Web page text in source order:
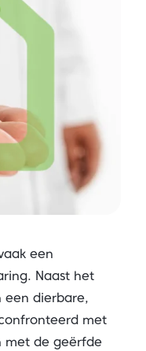
een
Naast het
een dierbare,
met
met de geërfde